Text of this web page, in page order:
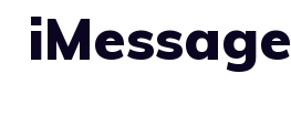
iMessage